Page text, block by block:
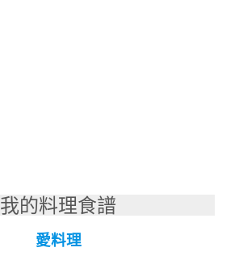
我的料理食譜
愛料理